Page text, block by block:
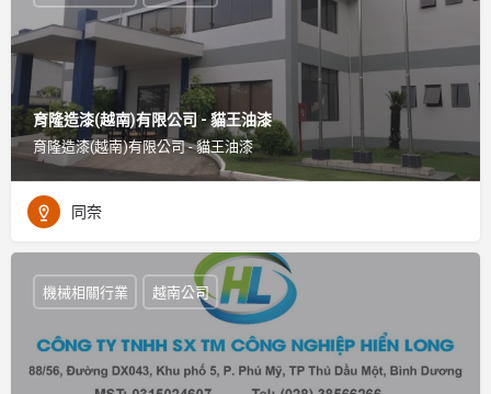
育隆造漆(越南)有限公司 - 貓王油漆
育隆造漆(越南)有限公司 - 貓王油漆
同奈
機械相關行業 越南公司